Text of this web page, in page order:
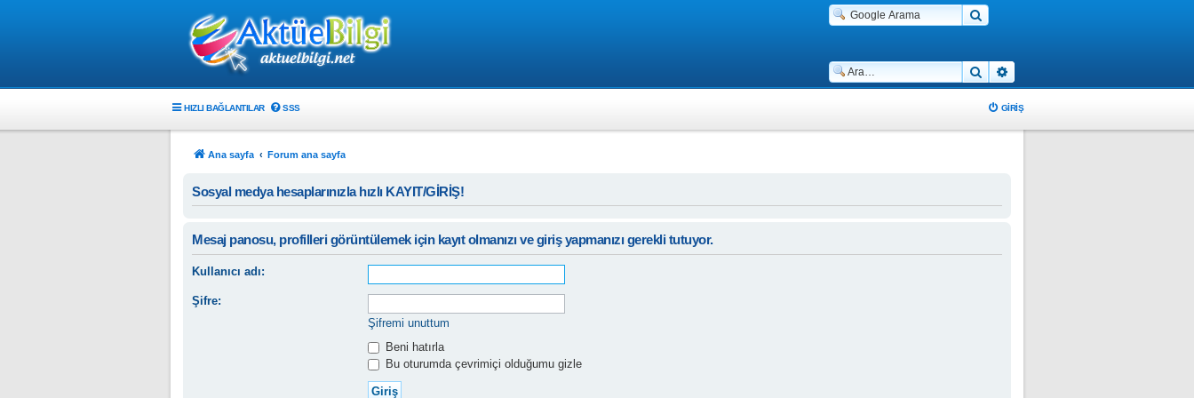
Ara
HIZLI BAĞLANTILAR SSS GIRIŞ
Ana sayfa Forum ana sayfa
Sosyal medya hesaplarınızla hızlı KAYIT/GİRİŞ!
Mesaj panosu, profilleri görüntülemek için kayıt olmanızı ve giriş yapmanızı gerekli tutuyor.
Kullanıcı adı:
Şifre:
Şifremi unuttum
Beni hatırla
Bu oturumda çevrimiçi olduğumu gizle